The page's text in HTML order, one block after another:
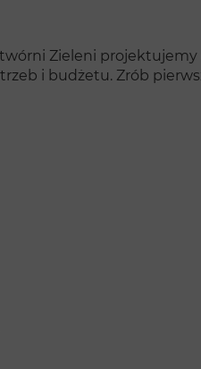
Zieleni projektujemy
i budżetu. Zrób